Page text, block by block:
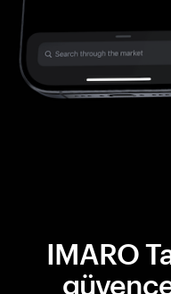
IMARO
güvence